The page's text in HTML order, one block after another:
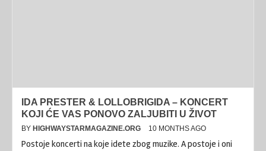
IDA PRESTER & LOLLOBRIGIDA – KONCERT
KOJI ĆE VAS PONOVO ZALJUBITI U ŽIVOT
BY HIGHWAYSTARMAGAZINE.ORG 10 MONTHS AGO
Postoje koncerti na koje idete zbog muzike. A postoje i oni